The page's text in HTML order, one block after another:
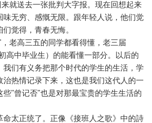
就送去一张批判大字报。现在回想起来
味无穷、感慨无限。跟年轻人说，他们觉
觉得，青春无悔。
高三五的同学都看得懂，老三届
高中毕业生）的能看懂一部分。以后的
我们有义务把那个时代的学生的生活，学
治热情记录下来，这也是我们这代人的一
些"曾记否"也是对那最宝贵的学生生活的
太正统了。正像《接班人之歌》中的詩